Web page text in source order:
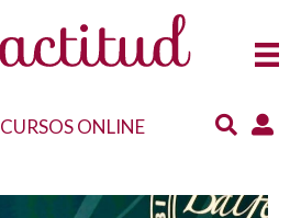
CURSOS ONLINE